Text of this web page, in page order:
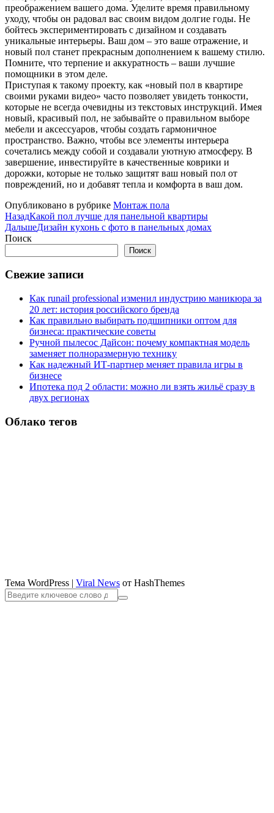
преображением вашего дома. Уделите время правильному
уходу, чтобы он радовал вас своим видом долгие годы. Не
бойтесь экспериментировать с дизайном и создавать
уникальные интерьеры. Ваш дом – это ваше отражение, и
новый пол станет прекрасным дополнением к вашему стилю.
Помните, что терпение и аккуратность – ваши лучшие
помощники в этом деле.
Приступая к такому проекту, как «новый пол в квартире
своими руками видео» часто позволяет увидеть тонкости,
которые не всегда очевидны из текстовых инструкций. Имея
новый, красивый пол, не забывайте о правильном выборе
мебели и аксессуаров, чтобы создать гармоничное
пространство. Важно, чтобы все элементы интерьера
сочетались между собой и создавали уютную атмосферу. В
завершение, инвестируйте в качественные коврики и
дорожки, которые не только защитят ваш новый пол от
повреждений, но и добавят тепла и комфорта в ваш дом.
Опубликовано в рубрике Монтаж пола
НазадКакой пол лучше для панельной квартиры
ДальшеДизайн кухонь с фото в панельных домах
Поиск
Поиск
Свежие записи
Как runail professional изменил индустрию маникюра за
20 лет: история российского бренда
Как правильно выбирать подшипники оптом для
бизнеса: практические советы
Ручной пылесос Дайсон: почему компактная модель
заменяет полноразмерную технику
Как надежный ИТ-партнер меняет правила игры в
бизнесе
Ипотека под 2 области: можно ли взять жильё сразу в
двух регионах
Облако тегов
Тема WordPress | Viral News от HashThemes